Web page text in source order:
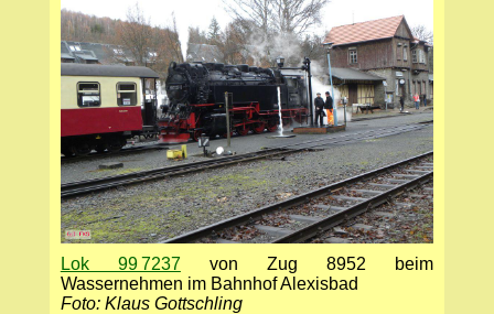
Lok 99 7237von Zug 8952 beim
Wassernehmen im Bahnhof Alexisbad
Foto: Klaus Gottschling